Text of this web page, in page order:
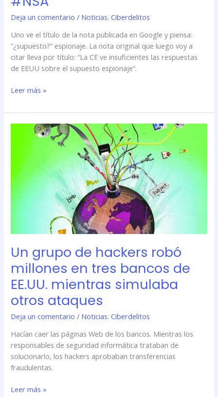
Deja un comentario / Noticias. Ciberdelitos
Uno ve el título de la nota publicada en Google y piensa:
“¿supuesto?” espionaje. La nota original que luego voy a
citar lleva por título: “La CE ve insuficientes las respuestas
de EEUU sobre el supuesto espionaje”.
Leer más »
Un grupo de hackers robó
millones en tres bancos de
EE.UU. mientras simulaba
otros ataques
Deja un comentario / Noticias. Ciberdelitos
Hacían caer las páginas Web de los bancos. Mientras los
responsables de seguridad informática trataban de
solucionarlo, los hackers aprobaban transferencias
fraudulentas.
robó
millones
en
mientras
simulaba
otros
ataques
Leer más »